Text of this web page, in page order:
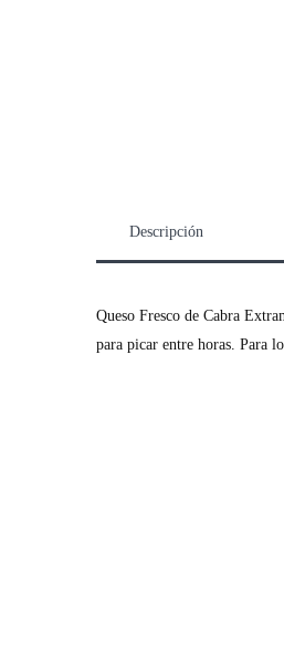
Descripción
Queso Fresco de Cabra
para picar entre horas. Para